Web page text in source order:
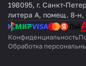
198095, г. Санкт-
литера А, помещ. 8-н,
Конфиденциальность
Обработка